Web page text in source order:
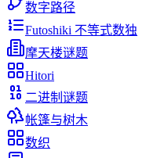
数字路径
Futoshiki 不等式数独
摩天楼谜题
Hitori
二进制谜题
帐篷与树木
数织